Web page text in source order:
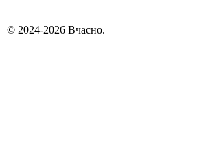
| © 2024-2026 Вчасно.